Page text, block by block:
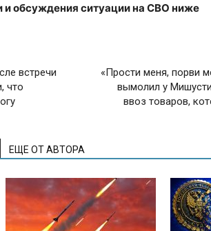
обсуждения ситуации на СВО ниже
встречи
что
«Прости меня, порви
вымолил у
ввоз товаров,
ЕЩЕ ОТ АВТОРА